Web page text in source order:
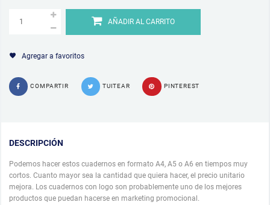
AÑADIR AL CARRITO
Agregar a favoritos
COMPARTIR TUITEAR PINTEREST
DESCRIPCIÓN
Podemos hacer estos cuadernos en formato A4, A5 o A6 en tiempos muy
cortos. Cuanto mayor sea la cantidad que quiera hacer, el precio unitario
mejora. Los cuadernos con logo son probablemente uno de los mejores
productos que puedan hacerse en marketing promocional.